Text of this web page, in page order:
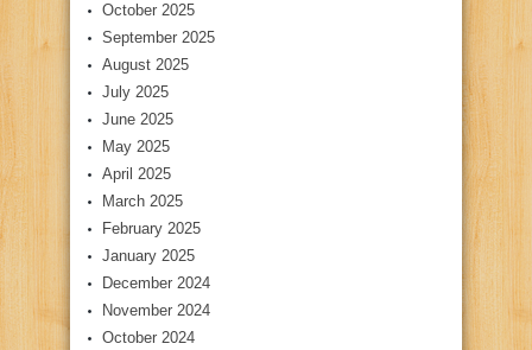
October 2025
September 2025
August 2025
July 2025
June 2025
May 2025
April 2025
March 2025
February 2025
January 2025
December 2024
November 2024
October 2024